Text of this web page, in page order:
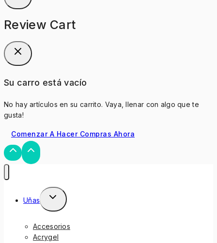
Review Cart
Su carro está vacío
No hay artículos en su carrito. Vaya, llenar con algo que te
gusta!
Comenzar A Hacer Compras Ahora
Uñas
Accesorios
Acrygel